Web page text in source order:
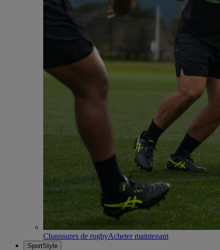
Chaussures de rugbyAcheter maintenant
SportStyle